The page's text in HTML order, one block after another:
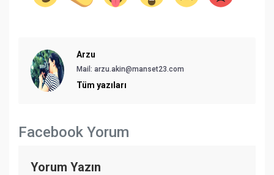
Arzu
Mail: arzu.akin@manset23.com
Tüm yazıları
Facebook Yorum
Yorum Yazın